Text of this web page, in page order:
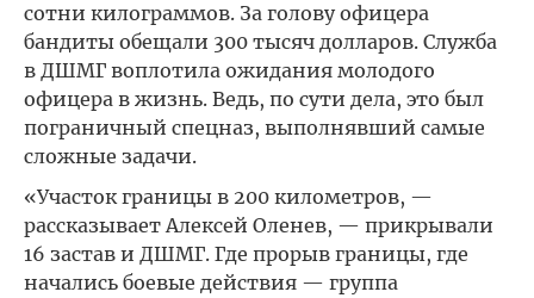
сотни килограммов. За голову офицера
бандиты обещали 300 тысяч долларов. Служба
в ДШМГ воплотила ожидания молодого
офицера в жизнь. Ведь, по сути дела, это был
пограничный спецназ, выполнявший самые
сложные задачи.
«Участок границы в 200 километров, —
рассказывает Алексей Оленев, — прикрывали
16 застав и ДШМГ. Где прорыв границы, где
начались боевые действия — группа